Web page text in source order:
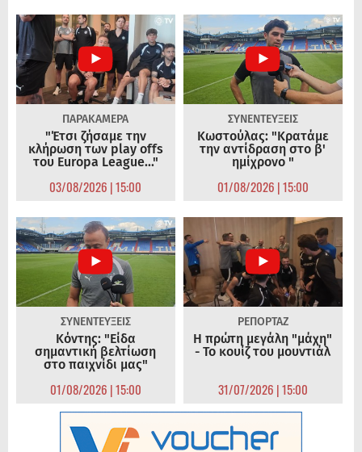
ΠΑΡΑΚΑΜΕΡΑ
"Έτσι ζήσαμε την
κλήρωση των play offs
του Europa League..."
03/08/2026 | 15:00
ΣΥΝΕΝΤΕΥΞΕΙΣ
Κωστούλας: "Κρατάμε
την αντίδραση στο β'
ημίχρονο "
01/08/2026 | 15:00
ΣΥΝΕΝΤΕΥΞΕΙΣ
Κόντης: "Είδα
σημαντική βελτίωση
στο παιχνίδι μας"
01/08/2026 | 15:00
ΡΕΠΟΡΤΑΖ
Η πρώτη μεγάλη "μάχη"
- Το κουίζ του μουντιάλ
31/07/2026 | 15:00